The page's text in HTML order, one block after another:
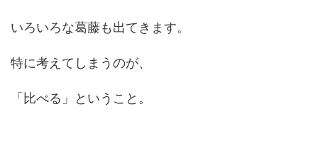
いろいろな葛藤も出てきます。
特に考えてしまうのが、
「比べる」ということ。